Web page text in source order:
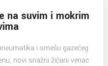
na suvim i mokrim
i smešu gazećeg
novi snažni žičani venac